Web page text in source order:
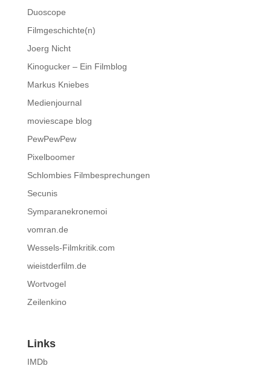
Duoscope
Filmgeschichte(n)
Joerg Nicht
Kinogucker – Ein Filmblog
Markus Kniebes
Medienjournal
moviescape blog
PewPewPew
Pixelboomer
Schlombies Filmbesprechungen
Secunis
Symparanekronemoi
vomran.de
Wessels-Filmkritik.com
wieistderfilm.de
Wortvogel
Zeilenkino
Links
IMDb